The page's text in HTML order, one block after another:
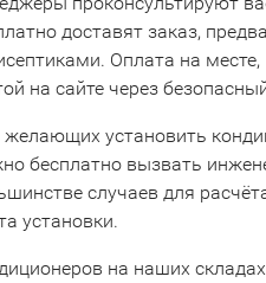
доставят заказ,
Оплата на
на сайте через
установить
бесплатно вызвать
случаев для
установки.
на наших